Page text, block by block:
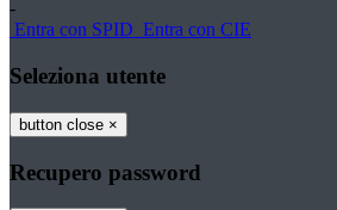
-
Entra con SPID Entra con CIE
Seleziona utente
button close ×
Recupero password